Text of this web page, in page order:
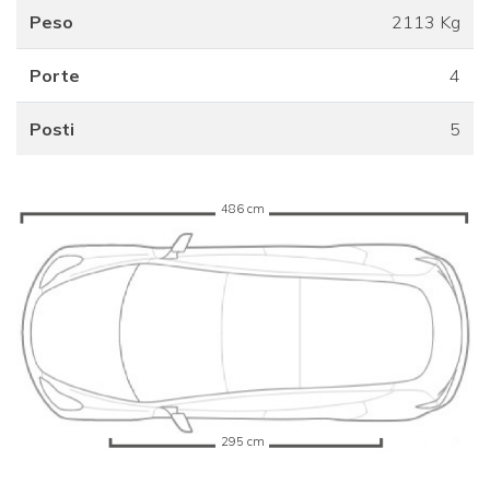
Peso 2113 Kg
Porte 4
Posti 5
486 cm
295 cm